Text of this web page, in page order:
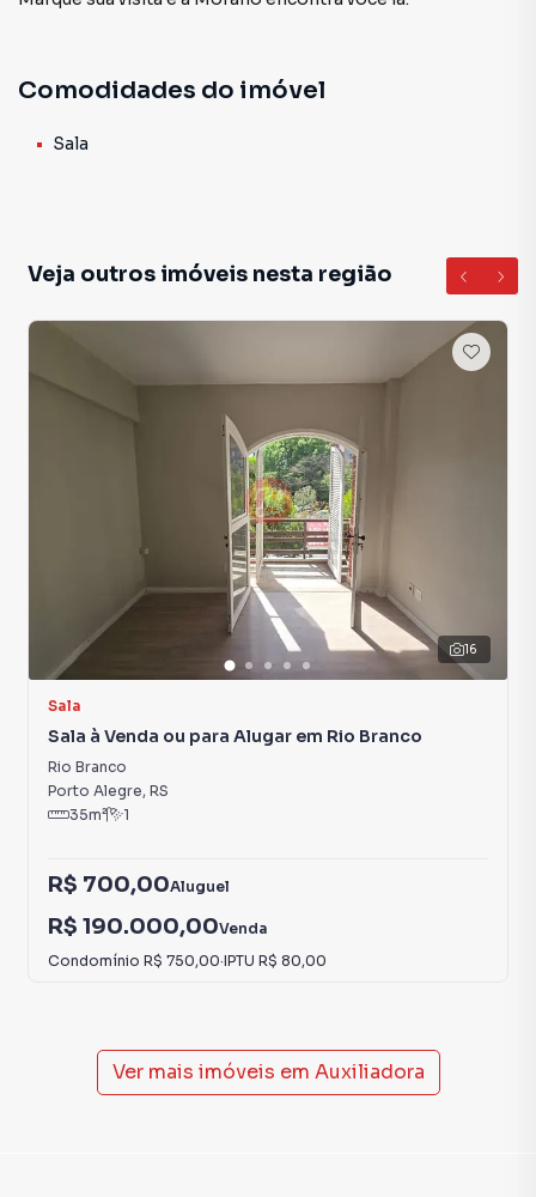
Comodidades do imóvel
Sala
Veja outros imóveis nesta região
16
Sala
Sala à Venda ou para Alugar em Rio Branco
Rio Branco
Porto Alegre, RS
35m² 1
R$ 700,00Aluguel
R$ 190.000,00Venda
Condomínio R$ 750,00·IPTU R$ 80,00
Ver mais imóveis em Auxiliadora